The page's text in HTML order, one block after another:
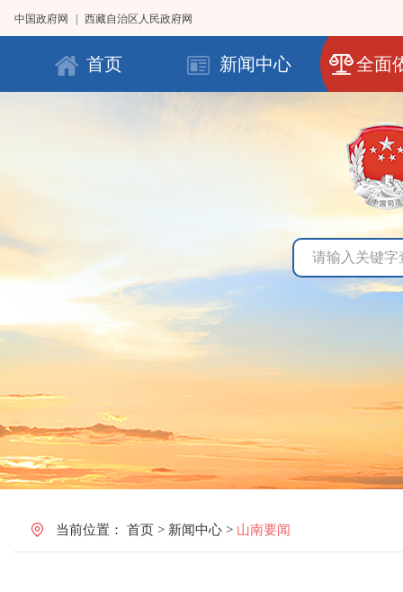
中国政府网 西藏自治区人民政府网
首页 新闻中心 全面
当前位置： 首页 > 新闻中心 > 山南要闻